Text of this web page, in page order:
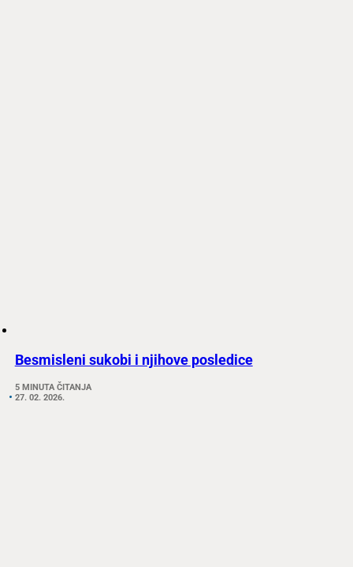
Besmisleni sukobi i njihove posledice
5 MINUTA ČITANJA
27. 02. 2026.